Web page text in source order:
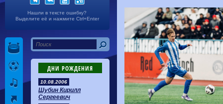
Нашли в тексте ошибку?
Выделите её и нажмите Ctrl+Enter
ДНИ РОЖДЕНИЯ
10.08.2006
Шубин Кирилл
Сергеевич